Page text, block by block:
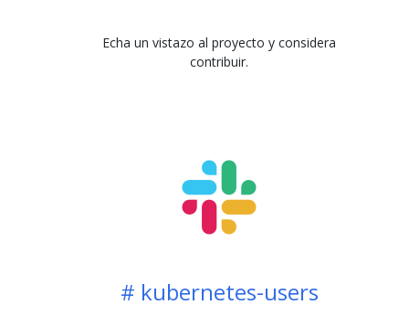
Echa un vistazo al proyecto y considera
contribuir.
# kubernetes-users